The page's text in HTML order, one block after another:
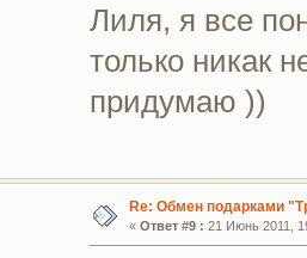
Лиля, я все
только никак
придумаю ))
Re: Обмен подарками
« Ответ #9 : 21 Июнь 2011,